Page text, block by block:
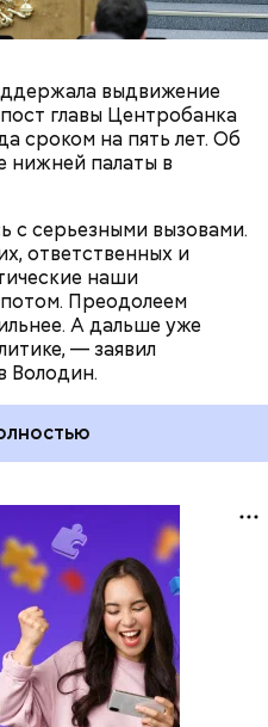
выдвижение
главы Центробанка
сроком на пять лет. Об
нижней палаты в
с серьезными вызовами.
ответственных и
наши
Преодолеем
А дальше уже
— заявил
Володин.